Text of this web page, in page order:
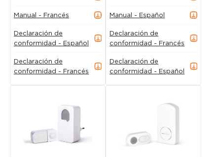
Manual - Francés
Declaración de
conformidad - Español
Declaración de
conformidad - Francés
Manual - Español
Declaración de
conformidad - Francés
Declaración de
conformidad - Español